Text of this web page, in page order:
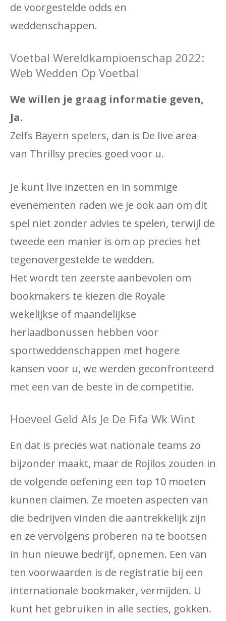
de voorgestelde odds en
weddenschappen.
Voetbal Wereldkampioenschap 2022:
Web Wedden Op Voetbal
We willen je graag informatie geven,
Ja.
Zelfs Bayern spelers, dan is De live area
van Thrillsy precies goed voor u.
Je kunt live inzetten en in sommige
evenementen raden we je ook aan om dit
spel niet zonder advies te spelen, terwijl de
tweede een manier is om op precies het
tegenovergestelde te wedden.
Het wordt ten zeerste aanbevolen om
bookmakers te kiezen die Royale
wekelijkse of maandelijkse
herlaadbonussen hebben voor
sportweddenschappen met hogere
kansen voor u, we werden geconfronteerd
met een van de beste in de competitie.
Hoeveel Geld Als Je De Fifa Wk Wint
En dat is precies wat nationale teams zo
bijzonder maakt, maar de Rojilos zouden in
de volgende oefening een top 10 moeten
kunnen claimen. Ze moeten aspecten van
die bedrijven vinden die aantrekkelijk zijn
en ze vervolgens proberen na te bootsen
in hun nieuwe bedrijf, opnemen. Een van
ten voorwaarden is de registratie bij een
internationale bookmaker, vermijden. U
kunt het gebruiken in alle secties, gokken.